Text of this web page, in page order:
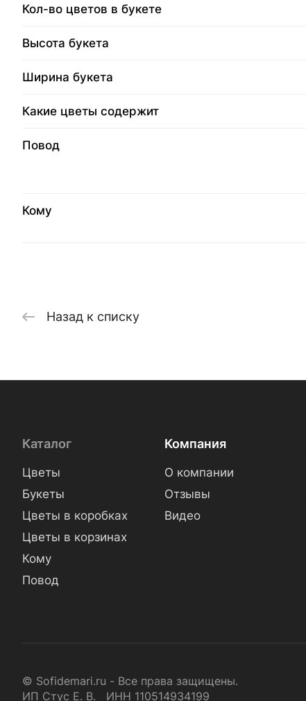
Кол-во цветов в букете
Высота букета
Ширина букета
Какие цветы содержит
Повод
Кому
Назад к списку
Каталог
Цветы
Букеты
Цветы в коробках
Цветы в корзинах
Кому
Повод
Компания
О компании
Отзывы
Видео
© Sofidemari.ru - Все права защищены.
ИП Стус Е. В. ИНН 110514934199